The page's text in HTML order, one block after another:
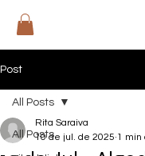
Post
All Posts
All Posts
Rita Saraiva
10 de jul. de 2025 1 min